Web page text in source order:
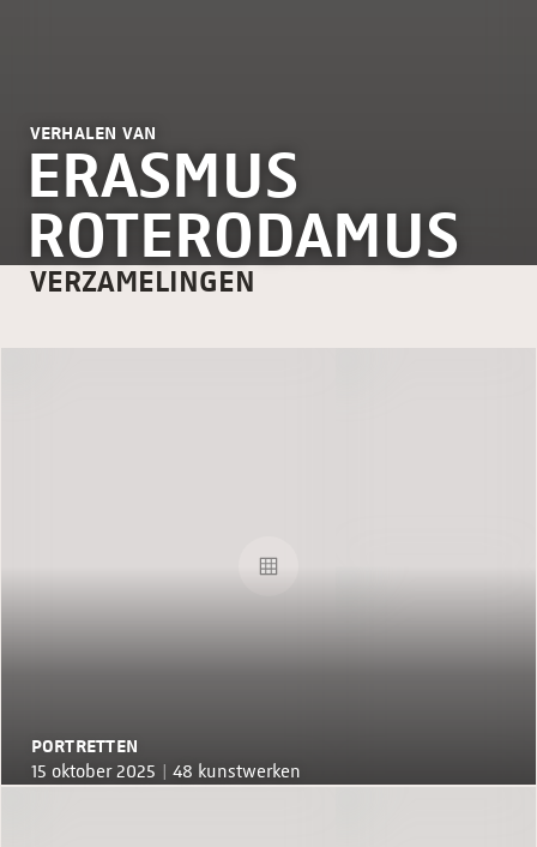
VERHALEN VAN
ERASMUS
ROTERODAMUS
VERZAMELINGEN
PORTRETTEN
15 oktober 2025 | 48 kunstwerken